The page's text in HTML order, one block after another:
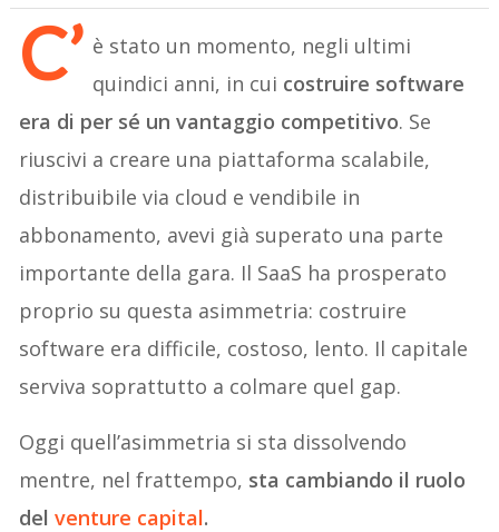
C’ è stato un momento, negli ultimi
quindici anni, in cui costruire software
era di per sé un vantaggio competitivo. Se
riuscivi a creare una piattaforma scalabile,
distribuibile via cloud e vendibile in
abbonamento, avevi già superato una parte
importante della gara. Il SaaS ha prosperato
proprio su questa asimmetria: costruire
software era difficile, costoso, lento. Il capitale
serviva soprattutto a colmare quel gap.
Oggi quell’asimmetria si sta dissolvendo
mentre, nel frattempo, sta cambiando il ruolo
delventure capital.